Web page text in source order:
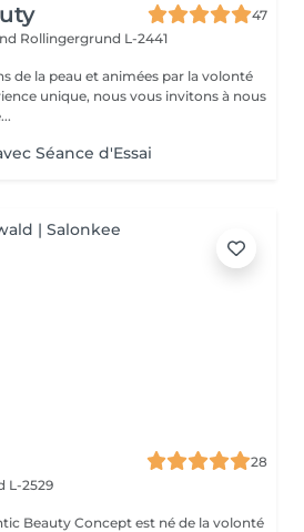
47
Rollingergrund L-2441
de la peau et animées par la volonté
unique, nous vous invitons à nous
Séance d'Essai
28
L-2529
Beauty Concept est né de la volonté